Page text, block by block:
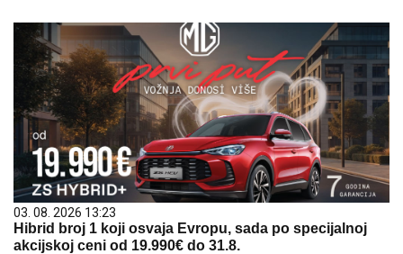
03. 08. 2026 13:23
Hibrid broj 1 koji osvaja Evropu, sada po specijalnoj
akcijskoj ceni od 19.990€ do 31.8.